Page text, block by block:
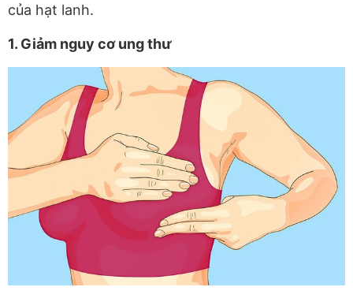
của hạt lanh.
1. Giảm nguy cơ ung thư